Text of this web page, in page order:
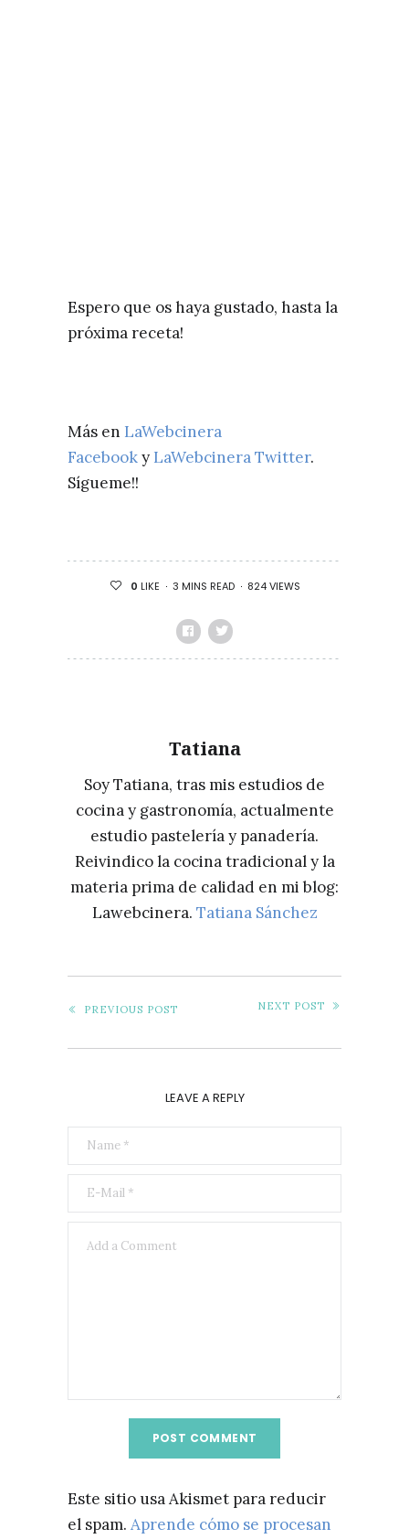
Espero que os haya gustado, hasta la
próxima receta!
Más en LaWebcinera
Facebooky LaWebcinera Twitter.
Sígueme!!
0 LIKE 3 MINS READ 824 VIEWS
Tatiana
Soy Tatiana, tras mis estudios de
cocina y gastronomía, actualmente
estudio pastelería y panadería.
Reivindico la cocina tradicional y la
materia prima de calidad en mi blog:
Lawebcinera. Tatiana Sánchez
PREVIOUS POST NEXT POST
LEAVE A REPLY
Este sitio usa Akismet para reducir
el spam. Aprende cómo se procesan